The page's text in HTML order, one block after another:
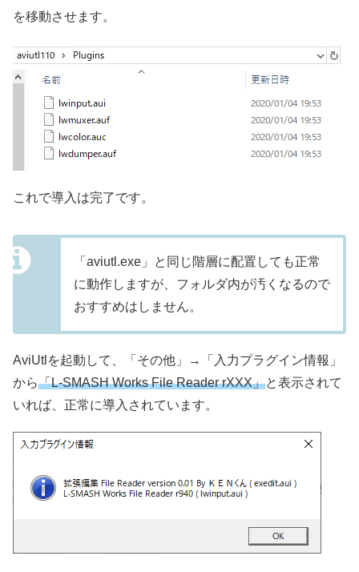
を移動させます。
これで導入は完了です。
「aviutl.exe」と同じ階層に配置しても正常
に動作しますが、フォルダ内が汚くなるので
おすすめはしません。
AviUtlを起動して、「その他」→「入力プラグイン情報」
から「L-SMASH Works File Reader rXXX」と表示されて
いれば、正常に導入されています。